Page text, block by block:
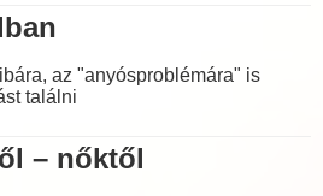
az "anyósproblémára" is
találni
– nőktől